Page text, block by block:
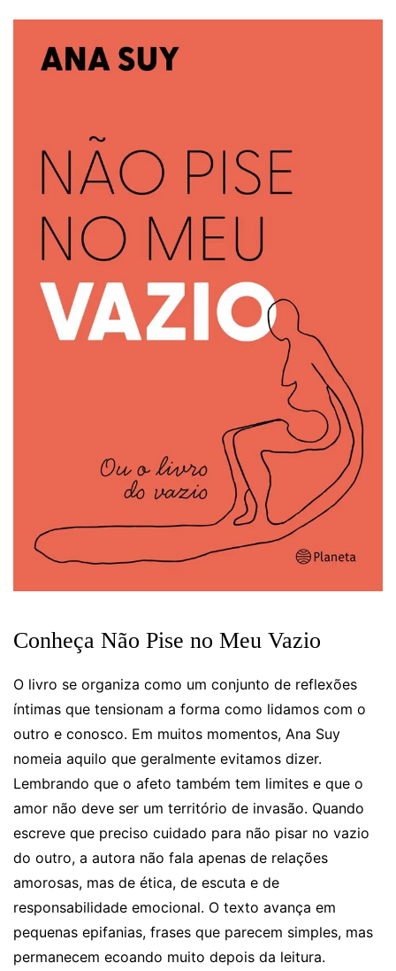
Conheça Não Pise no Meu Vazio
O livro se organiza como um conjunto de reflexões
íntimas que tensionam a forma como lidamos com o
outro e conosco. Em muitos momentos, Ana Suy
nomeia aquilo que geralmente evitamos dizer.
Lembrando que o afeto também tem limites e que o
amor não deve ser um território de invasão. Quando
escreve que preciso cuidado para não pisar no vazio
do outro, a autora não fala apenas de relações
amorosas, mas de ética, de escuta e de
responsabilidade emocional. O texto avança em
pequenas epifanias, frases que parecem simples, mas
permanecem ecoando muito depois da leitura.